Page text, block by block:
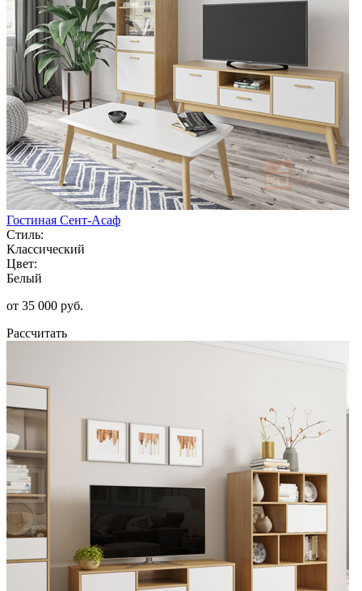
Гостиная Сент-Асаф
Стиль:
Классический
Цвет:
Белый
от 35 000 руб.
Рассчитать